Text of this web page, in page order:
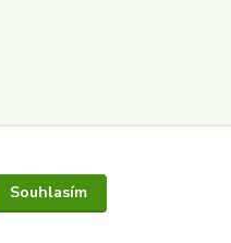
Souhlasím